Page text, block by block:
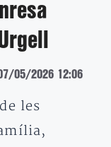
05/2026 12:06
les